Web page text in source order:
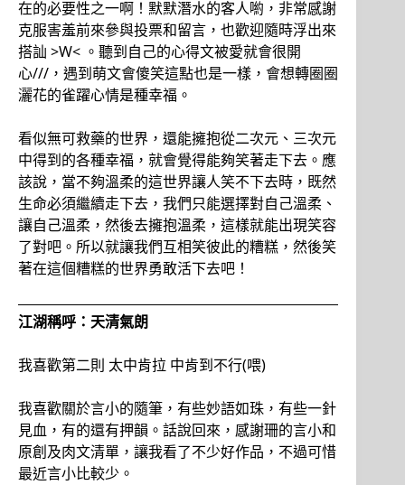
在的必要性之一啊！默默潛水的客人喲，非常感謝
克服害羞前來參與投票和留言，也歡迎隨時浮出來
搭訕 >W< 。聽到自己的心得文被愛就會很開
心///，遇到萌文會傻笑這點也是一樣，會想轉圈圈
灑花的雀躍心情是種幸福。
看似無可救藥的世界，還能擁抱從二次元、三次元
中得到的各種幸福，就會覺得能夠笑著走下去。應
該說，當不夠溫柔的這世界讓人笑不下去時，既然
生命必須繼續走下去，我們只能選擇對自己溫柔、
讓自己溫柔，然後去擁抱溫柔，這樣就能出現笑容
了對吧。所以就讓我們互相笑彼此的糟糕，然後笑
著在這個糟糕的世界勇敢活下去吧！
江湖稱呼：天清氣朗
我喜歡第二則 太中肯拉 中肯到不行(喂)
我喜歡關於言小的隨筆，有些妙語如珠，有些一針
見血，有的還有押韻。話說回來，感謝珊的言小和
原創及肉文清單，讓我看了不少好作品，不過可惜
最近言小比較少。